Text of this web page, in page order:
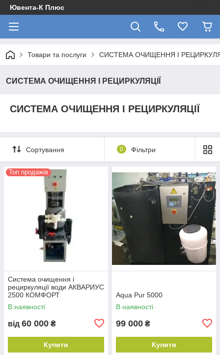
Ювента-К Плюс
Товари та послуги СИСТЕМА ОЧИЩЕННЯ І
СИСТЕМА ОЧИЩЕННЯ І РЕЦИРКУЛЯЦІЇ
СИСТЕМА ОЧИЩЕННЯ І РЕЦИРКУЛЯЦІЇ
Сортування 0 Фільтри
Топ продажів
Система очищення і
рециркуляції води АКВАРИУС
2500 КОМФОРТ
В наявності
від 60 000 ₴
Купити
Aqua Pur 5000
В наявності
99 000 ₴
Купити